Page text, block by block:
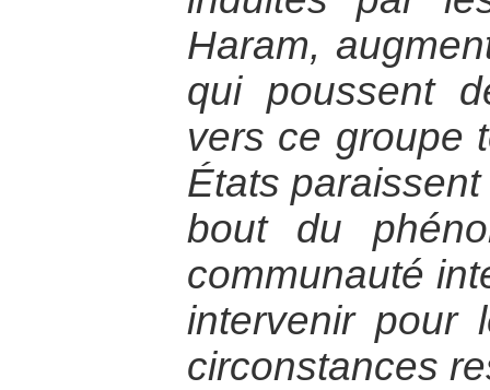
Haram,
qui poussent
vers ce groupe
États
bout du
communauté
intervenir pour
circonstances